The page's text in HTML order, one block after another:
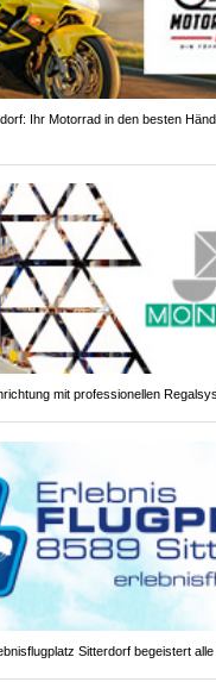
Ihr Motorrad in den besten
mit professionellen
Sitterdorf begeistert